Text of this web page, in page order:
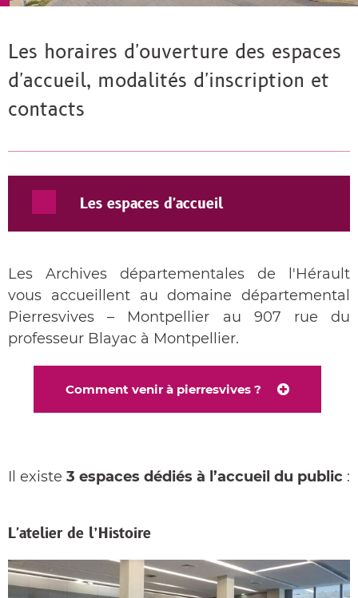
Les horaires d'ouverture des espaces
d'accueil, modalités d'inscription et
contacts
Les espaces d'accueil
Les Archives départementales de l'Hérault
vous accueillent au domaine départemental
Pierresvives – Montpellier au 907 rue du
professeur Blayac à Montpellier.
Comment venir à pierresvives ?
Il existe 3 espaces dédiés à l’accueil du public :
L'atelier de l’Histoire